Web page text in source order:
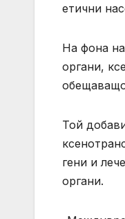
етични
На фона
органи,
Той
гени и
органи.